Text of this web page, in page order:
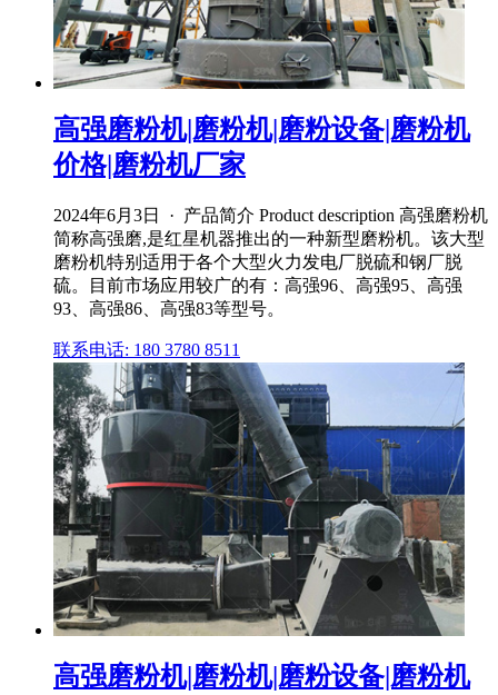
高强磨粉机|磨粉机|磨粉设备|磨粉机
价格|磨粉机厂家
2024年6月3日 · 产品简介 Product description 高强磨粉机
简称高强磨,是红星机器推出的一种新型磨粉机。该大型
磨粉机特别适用于各个大型火力发电厂脱硫和钢厂脱
硫。目前市场应用较广的有：高强96、高强95、高强
93、高强86、高强83等型号。
联系电话: 180 3780 8511
高强磨粉机|磨粉机|磨粉设备|磨粉机